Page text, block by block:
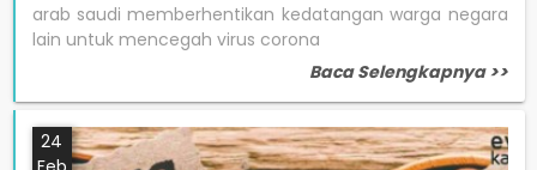
arab saudi memberhentikan kedatangan warga negara
lain untuk mencegah virus corona
Baca Selengkapnya >>
24